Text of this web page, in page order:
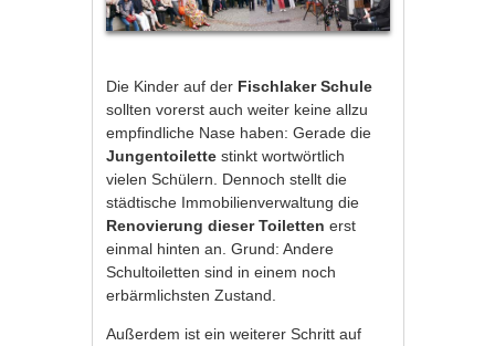
Die Kinder auf der Fischlaker Schule
sollten vorerst auch weiter keine allzu
empfindliche Nase haben: Gerade die
Jungentoilette stinkt wortwörtlich
vielen Schülern. Dennoch stellt die
städtische Immobilienverwaltung die
Renovierung dieser Toiletten erst
einmal hinten an. Grund: Andere
Schultoiletten sind in einem noch
erbärmlichsten Zustand.
Außerdem ist ein weiterer Schritt auf